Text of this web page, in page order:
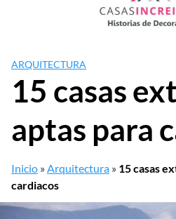
ARQUITECTURA
15 casas
aptas para
Inicio »Arquitectura » 15 casas
cardiacos